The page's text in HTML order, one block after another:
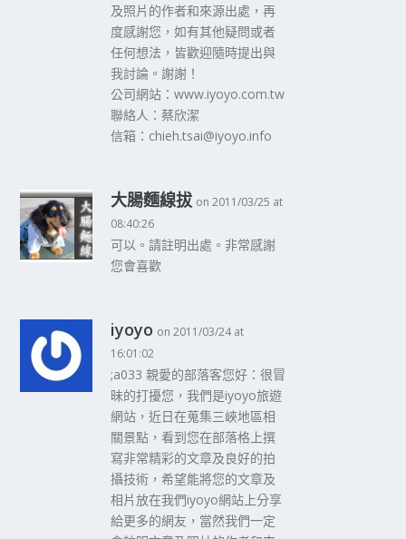
及照片的作者和來源出處，再
度感謝您，如有其他疑問或者
任何想法，皆歡迎隨時提出與
我討論。謝謝！
公司網站：www.iyoyo.com.tw
聯絡人：蔡欣潔
信箱：chieh.tsai@iyoyo.info
大腸麵線拔 on 2011/03/25 at
08:40:26
可以。請註明出處。非常感謝
您會喜歡
iyoyo on 2011/03/24 at
16:01:02
;a033 親愛的部落客您好：很冒
昧的打擾您，我們是iyoyo旅遊
網站，近日在蒐集三峽地區相
關景點，看到您在部落格上撰
寫非常精彩的文章及良好的拍
攝技術，希望能將您的文章及
相片放在我們iyoyo網站上分享
給更多的網友，當然我們一定